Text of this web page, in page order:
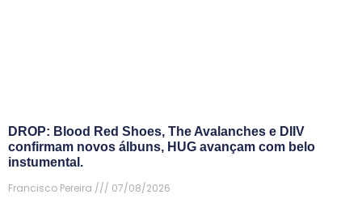
DROP: Blood Red Shoes, The Avalanches e DIIV
confirmam novos álbuns, HUG avançam com belo
instumental.
Francisco Pereira
07/08/2026